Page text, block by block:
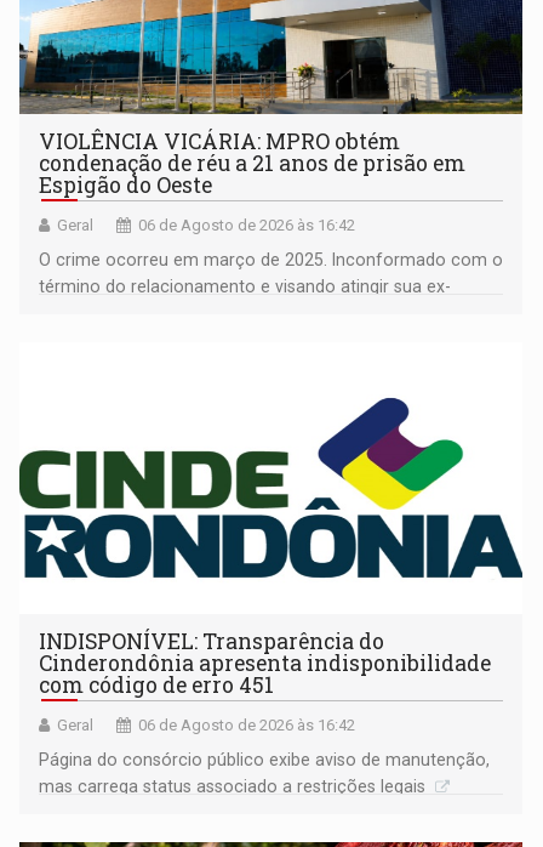
VIOLÊNCIA VICÁRIA: MPRO obtém
condenação de réu a 21 anos de prisão em
Espigão do Oeste
Geral 06 de Agosto de 2026 às 16:42
O crime ocorreu em março de 2025. Inconformado com o
término do relacionamento e visando atingir sua ex-
INDISPONÍVEL: Transparência do
Cinderondônia apresenta indisponibilidade
com código de erro 451
Geral 06 de Agosto de 2026 às 16:42
Página do consórcio público exibe aviso de manutenção,
mas carrega status associado a restrições legais